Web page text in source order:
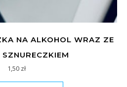
NA ALKOHOL WRAZ ZE
1,50 zł